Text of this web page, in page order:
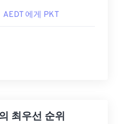
AEDT 에게 PKT
최우선 순위